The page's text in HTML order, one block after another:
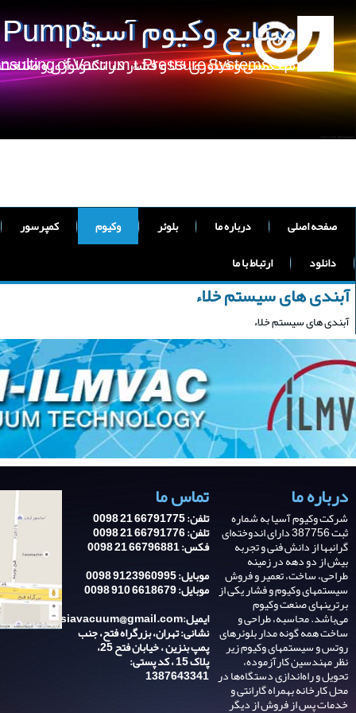
صنایع وکیوم آسیا
مهندسی و فناوری خلا و فشار در تکنولوژی و
of Vacuum & Pressure Systems
صفحه اصلی درباره ما بلوئر وکیوم
کمپرسور
دانلود
ارتباط با ما
آبندی های سیستم خلاء
آبندی های سیستم خلاء
درباره ما
شرکت وکیوم آسیا به شماره
ثبت 387756 دارای اندوخته‌ای
گرانبها از دانش فنی و تجربه‌
بیش از دو دهه در زمینه
طراحی، ساخت، تعمیر و فروش
سیستمهای وکیوم و فشار یکی از
برترینهای صنعت وکیوم
می‌باشد. محاسبه، طراحی و
ساخت همه گونه مدار بلوئرهای
روتس و سیستمهای وکیوم زیر
نظر مهندسین کارآزموده،
تحویل و راه‌اندازی دستگاه‌ها در
محل کارخانه بهمراه گارانتی و
خدمات پس از فروش از دیگر
تماس ما
تلفن: 66791775 21 0098
تلفن: 66791776 21 0098
فکس: 66796881 21 0098
موبایل: 9123960995 0098
موبایل: 6618679 910 0098
ایمیل:asiavacuum@gmail.com
نشانی: تهران، بزرگراه فتح، جنب
پمپ بنزین ، خیابان فتح 25،
پلاک 15 ، کد پستی:
1387643341